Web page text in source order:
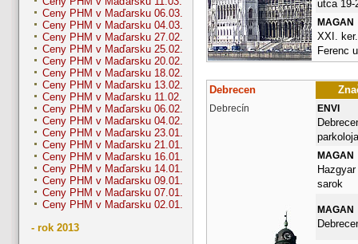
Ceny PHM v Maďarsku 06.03.
Ceny PHM v Maďarsku 04.03.
Ceny PHM v Maďarsku 27.02.
Ceny PHM v Maďarsku 25.02.
Ceny PHM v Maďarsku 20.02.
Ceny PHM v Maďarsku 18.02.
Ceny PHM v Maďarsku 13.02.
Ceny PHM v Maďarsku 11.02.
Ceny PHM v Maďarsku 06.02.
Ceny PHM v Maďarsku 04.02.
Ceny PHM v Maďarsku 23.01.
Ceny PHM v Maďarsku 21.01.
Ceny PHM v Maďarsku 16.01.
Ceny PHM v Maďarsku 14.01.
Ceny PHM v Maďarsku 09.01.
Ceny PHM v Maďarsku 07.01.
Ceny PHM v Maďarsku 02.01.
- rok 2013
utca 19-
MAGAN
XXI.
Ferenc
Debrecen
Debrecín ENVI
MAGAN
sarok
MAGAN